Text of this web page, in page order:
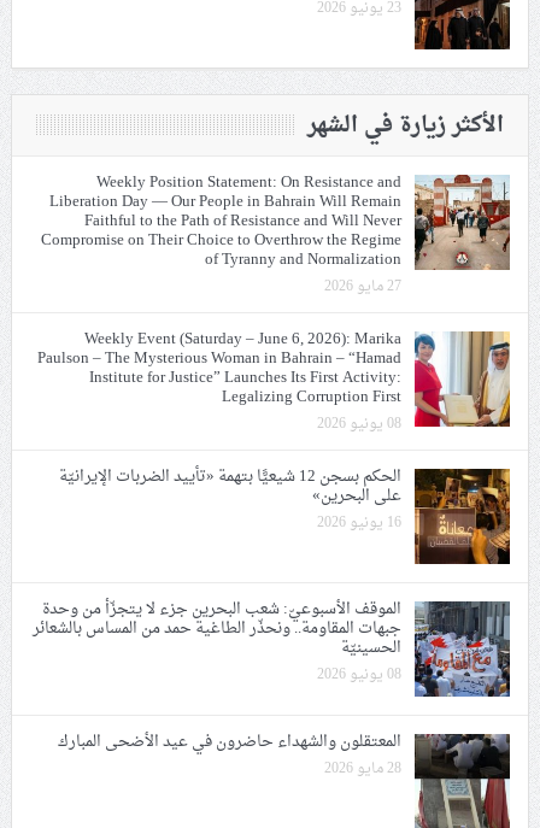
23 يونيو 2026
الأكثر زيارة في الشهر
Weekly Position Statement: On Resistance and
Liberation Day — Our People in Bahrain Will Remain
Faithful to the Path of Resistance and Will Never
Compromise on Their Choice to Overthrow the Regime
of Tyranny and Normalization
27 مايو 2026
Weekly Event (Saturday – June 6, 2026): Marika
Paulson – The Mysterious Woman in Bahrain – “Hamad
Institute for Justice” Launches Its First Activity:
Legalizing Corruption First
08 يونيو 2026
الحكم بسجن 12 شيعيًّا بتهمة «تأييد الضربات الإيرانيّة
على البحرين»
16 يونيو 2026
الموقف الأسبوعيّ: شعب البحرين جزء لا يتجزّأ من وحدة
جبهات المقاومة.. ونحذّر الطاغية حمد من المساس بالشعائر
الحسينيّة
08 يونيو 2026
المعتقلون والشهداء حاضرون في عيد الأضحى المبارك
28 مايو 2026